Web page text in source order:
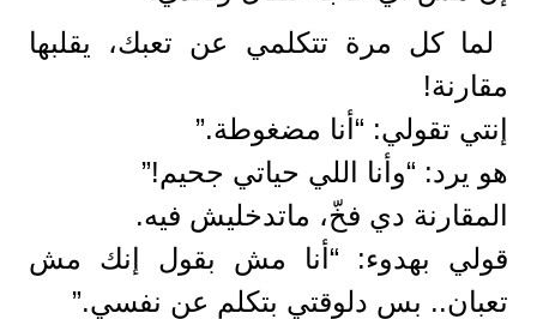
لما كل مرة تتكلمي عن تعبك، يقلبها
مقارنة!
إنتي تقولي: “أنا مضغوطة.”
هو يرد: “وأنا اللي حياتي جحيم!”
المقارنة دي فخّ، ماتدخليش فيه.
قولي بهدوء: “أنا مش بقول إنك مش
تعبان.. بس دلوقتي بتكلم عن نفسي.”